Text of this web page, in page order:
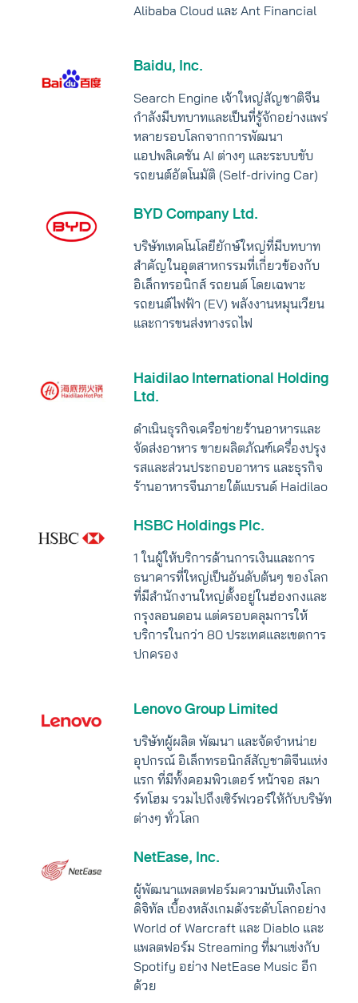
Alibaba Cloud และ Ant Financial
Baidu, Inc.
Search Engine เจ้าใหญ่สัญชาติจีน
กำลังมีบทบาทและเป็นที่รู้จักอย่างแพร่
หลายรอบโลกจากการพัฒนา
แอปพลิเคชัน AI ต่างๆ และระบบขับ
รถยนต์อัตโนมัติ (Self-driving Car)
BYD Company Ltd.
บริษัทเทคโนโลยียักษ์ใหญ่ที่มีบทบาท
สำคัญในอุตสาหกรรมที่เกี่ยวข้องกับ
อิเล็กทรอนิกส์ รถยนต์ โดยเฉพาะ
รถยนต์ไฟฟ้า (EV) พลังงานหมุนเวียน
และการขนส่งทางรถไฟ
Haidilao International Holding
Ltd.
ดำเนินธุรกิจเครือข่ายร้านอาหารและ
จัดส่งอาหาร ขายผลิตภัณฑ์เครื่องปรุง
รสและส่วนประกอบอาหาร และธุรกิจ
ร้านอาหารจีนภายใต้แบรนด์ Haidilao
HSBC Holdings Plc.
1 ในผู้ให้บริการด้านการเงินและการ
ธนาคารที่ใหญ่เป็นอันดับต้นๆ ของโลก
ที่มีสำนักงานใหญ่ตั้งอยู่ในฮ่องกงและ
กรุงลอนดอน แต่ครอบคลุมการให้
บริการในกว่า 80 ประเทศและเขตการ
ปกครอง
Lenovo Group Limited
บริษัทผู้ผลิต พัฒนา และจัดจำหน่าย
อุปกรณ์ อิเล็กทรอนิกส์สัญชาติจีนแห่ง
แรก ที่มีทั้งคอมพิวเตอร์ หน้าจอ สมา
ร์ทโฮม รวมไปถึงเซิร์ฟเวอร์ให้กับบริษัท
ต่างๆ ทั่วโลก
NetEase, Inc.
ผู้พัฒนาแพลตฟอร์มความบันเทิงโลก
ดิจิทัล เบื้องหลังเกมดังระดับโลกอย่าง
World of Warcraft และ Diablo และ
แพลตฟอร์ม Streaming ที่มาแข่งกับ
Spotify อย่าง NetEase Music อีก
ด้วย